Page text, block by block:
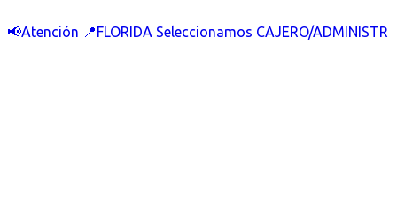
📢Atención 📍FLORIDA Seleccionamos CAJERO/ADMINISTR